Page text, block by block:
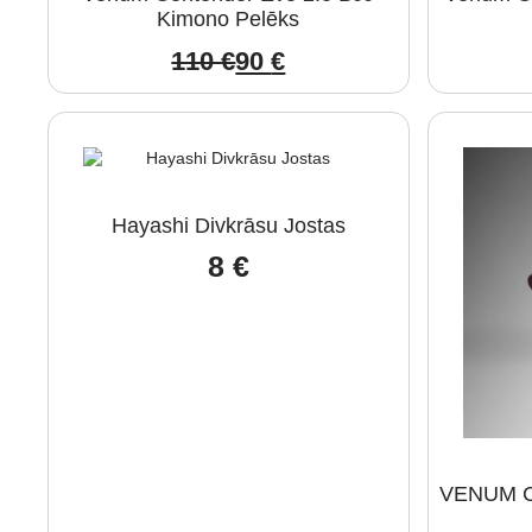
Kimono Pelēks
110€Original
price
was:
90€
Current
price
is:
Hayashi Divkrāsu Jostas
8 €
VENUM